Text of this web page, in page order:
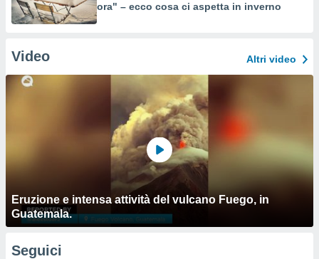
ora" – ecco cosa ci aspetta in inverno
Video Altri video
Eruzione e intensa attività del vulcano Fuego, in
Guatemala.
Seguici